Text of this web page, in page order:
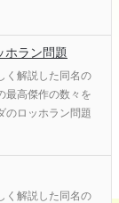
ホラン問題
く解説した同名の
最高傑作の数々を
のロッホラン問題
く解説した同名の